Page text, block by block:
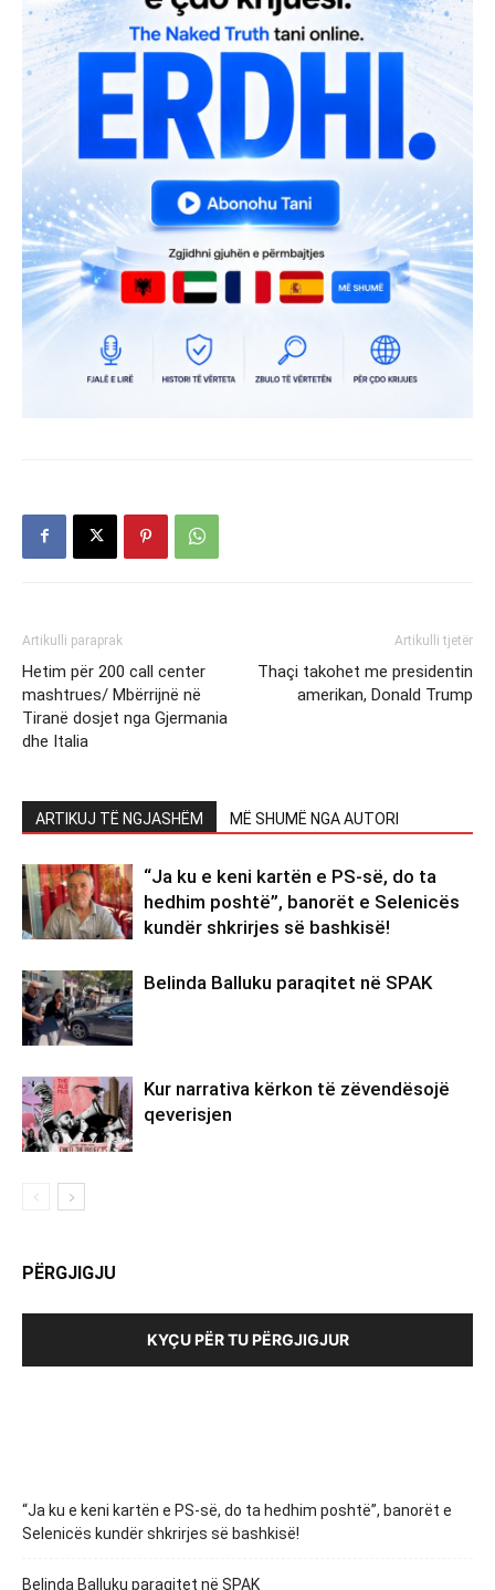
Artikulli paraprak
Hetim për 200 call center
mashtrues/ Mbërrijnë në
Tiranë dosjet nga Gjermania
dhe Italia
Artikulli tjetër
Thaçi takohet me presidentin
amerikan, Donald Trump
ARTIKUJ TË NGJASHËM MË SHUMË NGA AUTORI
“Ja ku e keni kartën e PS-së, do ta
hedhim poshtë”, banorët e Selenicës
kundër shkrirjes së bashkisë!
Belinda Balluku paraqitet në SPAK
Kur narrativa kërkon të zëvendësojë
qeverisjen
PËRGJIGJU
KYÇU PËR TU PËRGJIGJUR
“Ja ku e keni kartën e PS-së, do ta hedhim poshtë”, banorët e
Selenicës kundër shkrirjes së bashkisë!
Belinda Balluku paraqitet në SPAK